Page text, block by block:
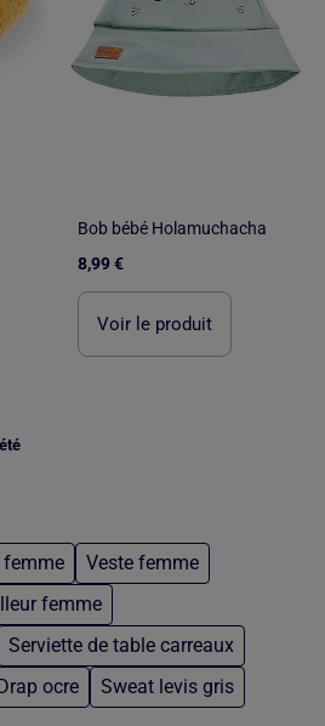
Bob bébé Holamuchacha
8,99 €
Voir le produit
Veste femme
femme
Serviette de table carreaux
ocre Sweat levis gris